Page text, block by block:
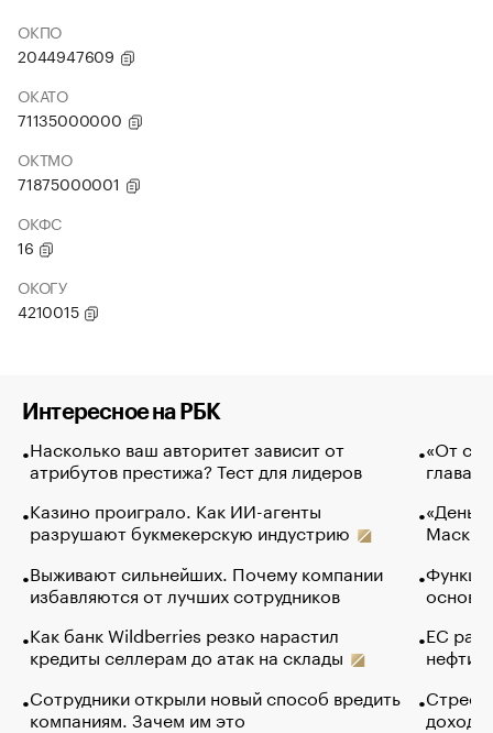
ОКПО
2044947609
ОКАТО
71135000000
ОКТМО
71875000001
ОКФС
16
ОКОГУ
4210015
Интересное на РБК
Насколько ваш авторитет зависит от
атрибутов престижа? Тест для лидеров
Казино проиграло. Как ИИ-агенты
разрушают букмекерскую индустрию
Выживают сильнейших. Почему компании
избавляются от лучших сотрудников
Как банк Wildberries резко нарастил
кредиты селлерам до атак на склады
Сотрудники открыли новый способ вредить
компаниям. Зачем им это
«От
глава
Маск в
основ
ЕС
нефти